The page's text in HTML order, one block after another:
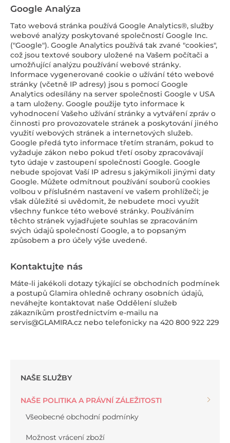
Google Analýza
Tato webová stránka používá Google Analytics®, služby
webové analýzy poskytované společností Google Inc.
("Google"). Google Analytics používá tak zvané "cookies",
což jsou textové soubory uložené na Vašem počítači a
umožňující analýzu používání webové stránky.
Informace vygenerované cookie o užívání této webové
stránky (včetně IP adresy) jsou s pomocí Google
Analytics odesílány na server společnosti Google v USA
a tam uloženy. Google použije tyto informace k
vyhodnocení Vašeho užívání stránky a vytváření zpráv o
činnosti pro provozovatele stránek a poskytování jiného
využití webových stránek a internetových služeb.
Google předá tyto informace třetím stranám, pokud to
vyžaduje zákon nebo pokud třetí osoby zpracovávají
tyto údaje v zastoupení společnosti Google. Google
nebude spojovat Vaší IP adresu s jakýmikoli jinými daty
Google. Můžete odmítnout používání souborů cookies
volbou v příslušném nastavení ve vašem prohlížeči; je
však důležité si uvědomit, že nebudete moci využít
všechny funkce této webové stránky. Používáním
těchto stránek vyjadřujete souhlas se zpracováním
svých údajů společností Google, a to popsaným
způsobem a pro účely výše uvedené.
Kontaktujte nás
Máte-li jakékoli dotazy týkající se obchodních podmínek
a postupů Glamira ohledně ochrany osobních údajů,
neváhejte kontaktovat naše Oddělení služeb
zákazníkům prostřednictvím e-mailu na
servis@GLAMIRA.cz nebo telefonicky na 420 800 922 229
NAŠE SLUŽBY
NAŠE POLITIKA A PRÁVNÍ ZÁLEŽITOSTI
Všeobecné obchodní podmínky
Možnost vrácení zboží